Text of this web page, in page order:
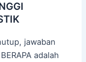
jawaban
adalah